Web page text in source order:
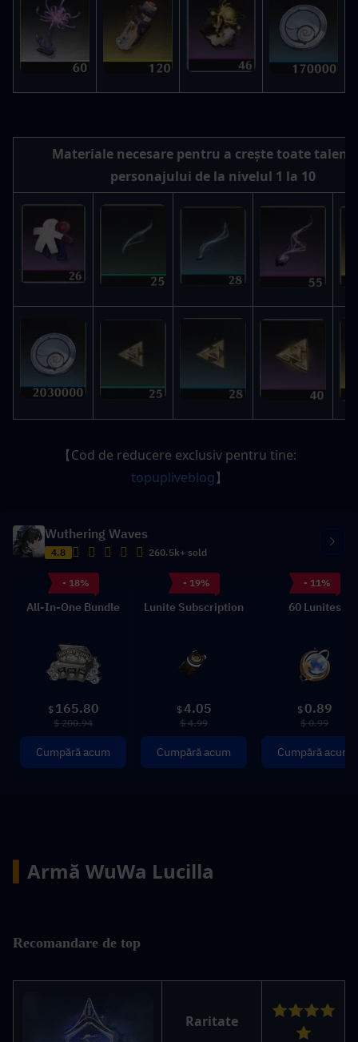
Materiale necesare pentru a crește toate
personajului de la nivelul 1 la 10
topupliveblog】
Wuthering Waves
4.8 260.5k+ sold
- 18%
All-In-One Bundle
$ 165.80
$ 200.94
Cumpără acum
- 19%
Lunite Subscription
$4.05
$ 4.99
Cumpără acum
- 11%
60 Lunites
$ 0.89
$ 0.99
Cumpără acum
Armă WuWa Lucilla
Recomandare de top
Raritate
⭐⭐⭐⭐
⭐